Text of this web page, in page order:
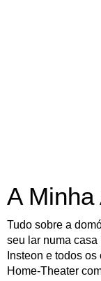
A
Tudo sobre a
seu lar numa
Insteon e todos
Home-Theater